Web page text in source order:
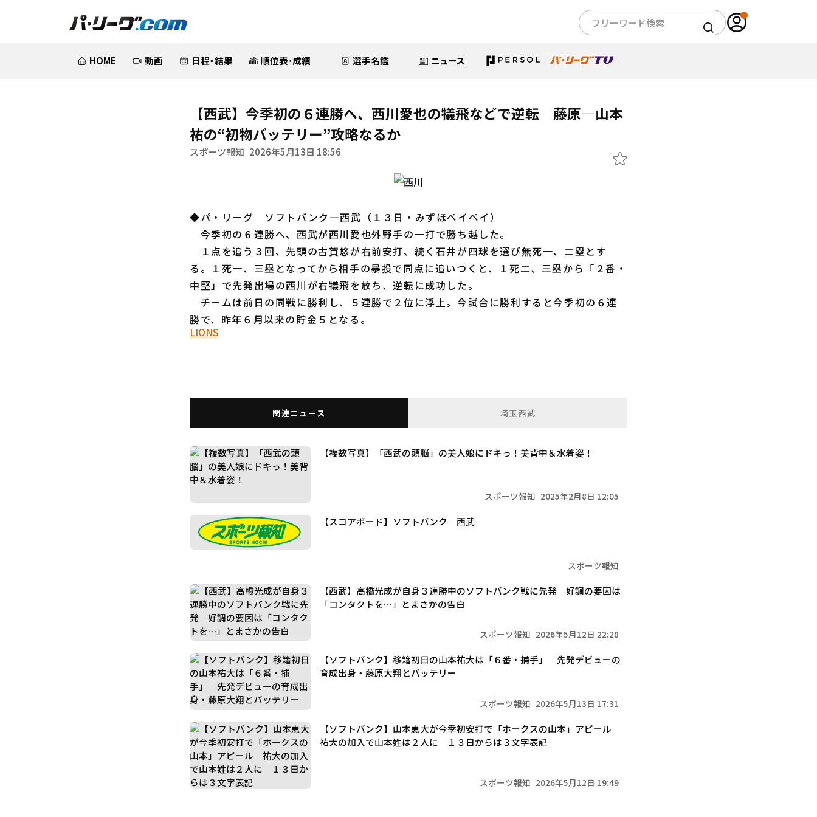
HOME 動画 日程・結果 順位表･成績 選手名鑑 ニュース
【西武】今季初の６連勝へ、西川愛也の犠飛などで逆転 藤原―山本
祐の“初物バッテリー”攻略なるか
スポーツ報知 2026年5月13日 18:56
◆パ・リーグ ソフトバンク―西武（１３日・みずほペイペイ）
今季初の６連勝へ、西武が西川愛也外野手の一打で勝ち越した。
１点を追う３回、先頭の古賀悠が右前安打、続く石井が四球を選び無死一、二塁とす
る。１死一、三塁となってから相手の暴投で同点に追いつくと、１死二、三塁から「２番・
中堅」で先発出場の西川が右犠飛を放ち、逆転に成功した。
チームは前日の同戦に勝利し、５連勝で２位に浮上。今試合に勝利すると今季初の６連
勝で、昨年６月以来の貯金５となる。
LIONS
関連ニュース 埼玉西武
【複数写真】「西武の頭脳」の美人娘にドキっ！美背中＆水着姿！
スポーツ報知 2025年2月8日 12:05
【スコアボード】ソフトバンク―西武
スポーツ報知
【西武】高橋光成が自身３連勝中のソフトバンク戦に先発 好調の要因は
「コンタクトを…」とまさかの告白
スポーツ報知 2026年5月12日 22:28
【ソフトバンク】移籍初日の山本祐大は「６番・捕手」 先発デビューの
育成出身・藤原大翔とバッテリー
スポーツ報知 2026年5月13日 17:31
【ソフトバンク】山本恵大が今季初安打で「ホークスの山本」アピール
祐大の加入で山本姓は２人に １３日からは３文字表記
スポーツ報知 2026年5月12日 19:49